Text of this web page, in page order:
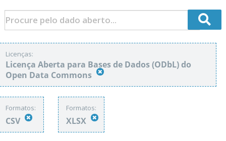
Licenças:
Licença Aberta para Bases de Dados (ODbL) do
Open Data Commons
Formatos:
CSV
Formatos:
XLSX